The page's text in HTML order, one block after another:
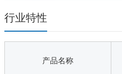
行业特性
产品名称